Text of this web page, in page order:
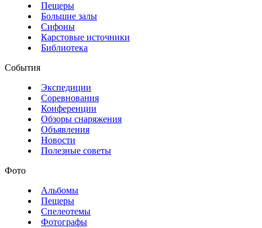
Пещеры
Большие залы
Сифоны
Карстовые источники
Библиотека
События
Экспедиции
Соревнования
Конференции
Обзоры снаряжения
Объявления
Новости
Полезные советы
Фото
Альбомы
Пещеры
Спелеотемы
Фотографы